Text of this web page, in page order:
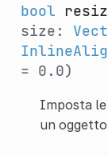
bool
size:
= 0.0)
Imposta le
un